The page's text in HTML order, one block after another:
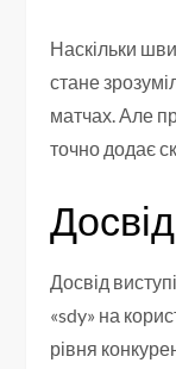
Наскільки
стане
матчах. Але
точно додає
Досвід
«sdy» на
рівня